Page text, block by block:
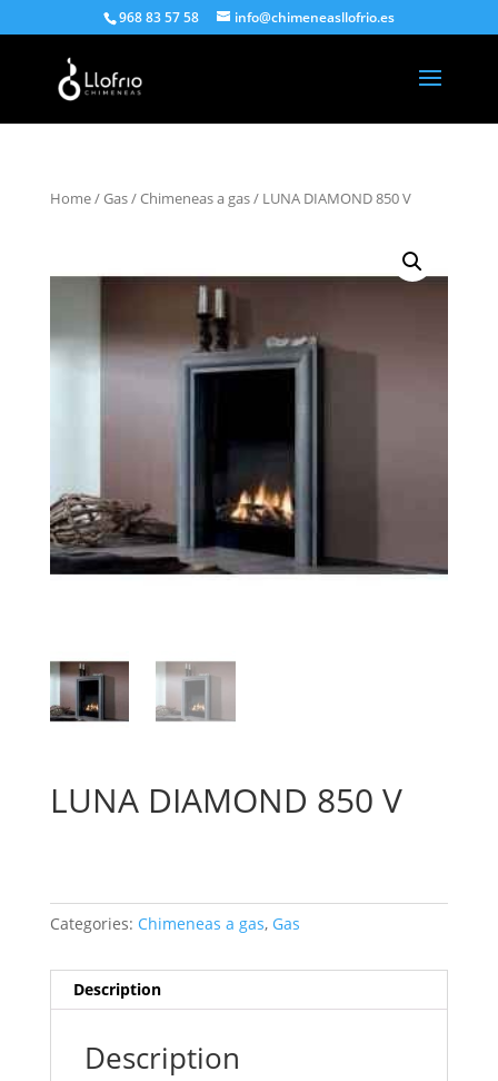
968 83 57 58 info@chimeneasllofrio.es
Home/Gas/Chimeneas a gas/ LUNA DIAMOND 850 V
LUNA DIAMOND 850 V
Categories: Chimeneas a gas, Gas
Description
Description